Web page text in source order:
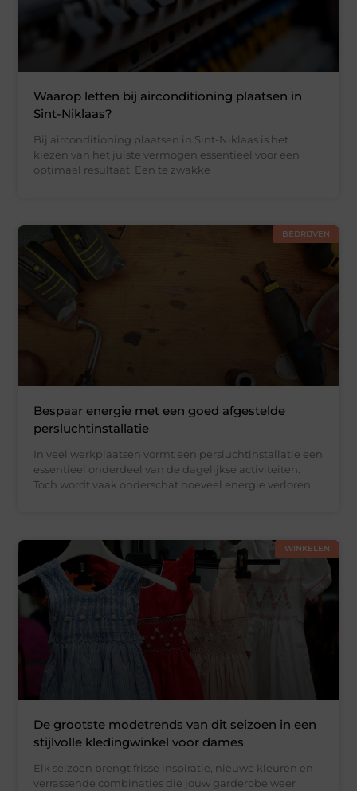
Waarop letten bij airconditioning plaatsen in
Sint-Niklaas?
Bij airconditioning plaatsen in Sint-Niklaas is het
kiezen van het juiste vermogen essentieel voor een
optimaal resultaat. Een te zwakke
BEDRIJVEN
Bespaar energie met een goed afgestelde
persluchtinstallatie
In veel werkplaatsen vormt een persluchtinstallatie een
essentieel onderdeel van de dagelijkse activiteiten.
Toch wordt vaak onderschat hoeveel energie verloren
WINKELEN
De grootste modetrends van dit seizoen in een
stijlvolle kledingwinkel voor dames
Elk seizoen brengt frisse inspiratie, nieuwe kleuren en
verrassende combinaties die jouw garderobe weer